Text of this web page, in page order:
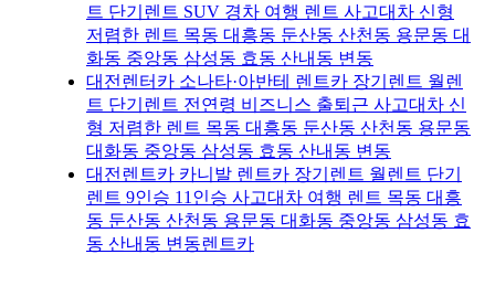
트 단기렌트 SUV 경차 여행 렌트 사고대차 신형
저렴한 렌트 목동 대흥동 둔산동 산천동 용문동 대
화동 중앙동 삼성동 효동 산내동 변동
대전렌터카 소나타·아반테 렌트카 장기렌트 월렌
트 단기렌트 전연령 비즈니스 출퇴근 사고대차 신
형 저렴한 렌트 목동 대흥동 둔산동 산천동 용문동
대화동 중앙동 삼성동 효동 산내동 변동
대전렌트카 카니발 렌트카 장기렌트 월렌트 단기
렌트 9인승 11인승 사고대차 여행 렌트 목동 대흥
동 둔산동 산천동 용문동 대화동 중앙동 삼성동 효
동 산내동 변동렌트카